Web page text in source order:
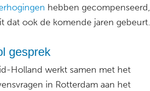
hebben gecompenseerd,
dat ook de komende jaren gebeurt.
gesprek
Holland werkt samen met het
in Rotterdam aan het